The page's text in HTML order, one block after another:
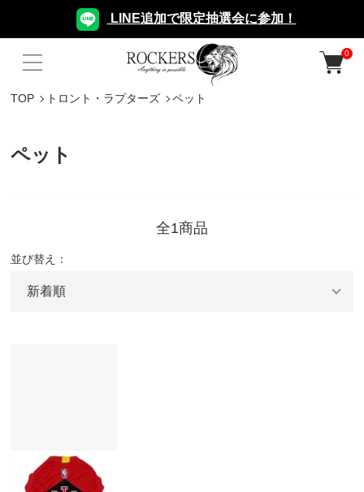
LINE追加で限定抽選会に参加！
0
TOP トロント・ラプターズ ペット
ペット
全1商品
並び替え：